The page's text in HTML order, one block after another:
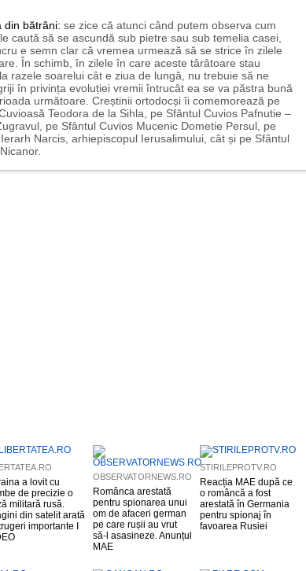
din bătrâni: se zice că atunci când putem observa cum
caută să se ascundă sub pietre sau sub temelia casei,
e semn clar că vremea urmează să se strice în zilele
În schimb, în zilele în care aceste târâtoare stau
razele soarelui cât e ziua de lungă, nu trebuie să ne
în privința evoluției vremii întrucât ea se va păstra bună
următoare. Creștinii ortodocși îi comemorează pe
Teodora de la Sihla, pe Sfântul Cuvios Pafnutie –
pe Sfântul Cuvios Mucenic Dometie Persul, pe
Narcis, arhiepiscopul Ierusalimului, cât și pe Sfântul
a lovit cu
de precizie o
militară rusă.
din satelit arată
importante I
OBSERVATORNEWS.RO
Românca arestată
pentru spionarea unui
om de afaceri german
pe care rușii au vrut
să-l asasineze. Anunțul
MAE
STIRILEPROTV.RO
Reacția MAE după ce
o româncă a fost
arestată în Germania
pentru spionaj în
favoarea Rusiei